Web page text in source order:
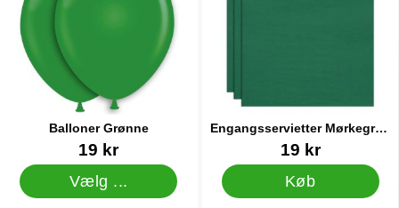
Balloner Grønne
19 kr
Vælg ...
Engangsservietter Mørkegrøn
24 x 24 cm 20-pak
Varenr 8317219 kr
Køb